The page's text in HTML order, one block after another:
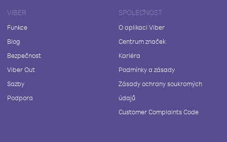
VIBER
Funkce
Blog
Bezpečnost
Viber Out
Sazby
Podpora
SPOLEČNOST
O aplikaci Viber
Centrum značek
Kariéra
Podmínky a zásady
Zásady ochrany soukromých
údajů
Customer Complaints Code